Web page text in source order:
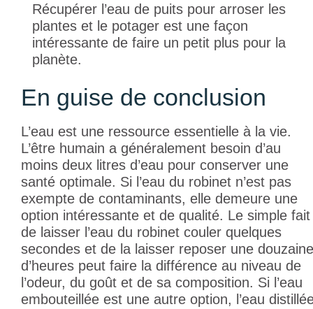
Récupérer l’eau de puits pour arroser les
plantes et le potager est une façon
intéressante de faire un petit plus pour la
planète.
En guise de conclusion
L’eau est une ressource essentielle à la vie.
L’être humain a généralement besoin d’au
moins deux litres d’eau pour conserver une
santé optimale. Si l’eau du robinet n’est pas
exempte de contaminants, elle demeure une
option intéressante et de qualité. Le simple fait
de laisser l’eau du robinet couler quelques
secondes et de la laisser reposer une douzaine
d’heures peut faire la différence au niveau de
l’odeur, du goût et de sa composition. Si l’eau
embouteillée est une autre option, l’eau